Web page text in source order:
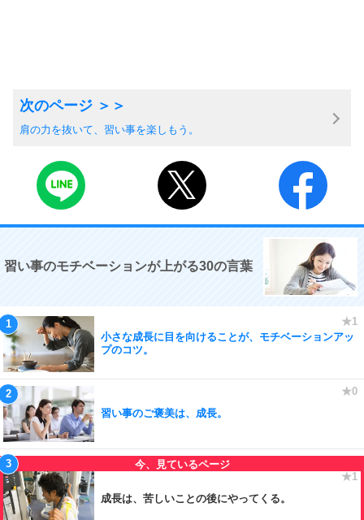
肩の力を抜いて、習い事を楽しもう。
習い事のモチベーションが上がる30の言葉
小さな成長に目を向けることが、モチベーションアッ
プのコツ。
習い事のご褒美は、成長。
成長は、苦しいことの後にやってくる。